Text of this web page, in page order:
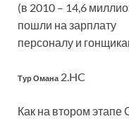
(в 2010 – 14,6
пошли на зарплату
персоналу и
Тур Омана 2.HC
Как на втором этапе